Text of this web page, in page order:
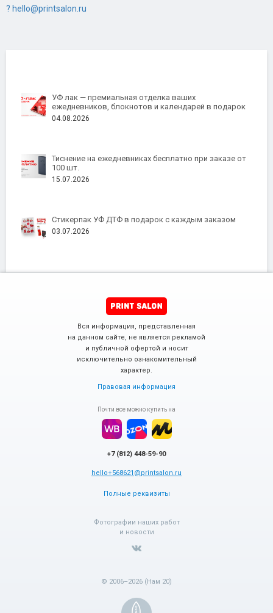
? hello@printsalon.ru
УФ лак — премиальная отделка ваших
ежедневников, блокнотов и календарей в подарок
04.08.2026
Тиснение на ежедневниках бесплатно при заказе от
100 шт.
15.07.2026
Стикерпак УФ ДТФ в подарок с каждым заказом
03.07.2026
Вся информация, представленная
на данном сайте, не является рекламой
и публичной офертой и носит
исключительно ознакомительный
характер.
Правовая информация
Почти все можно купить на
+7 (812) 448-59-90
hello+568621@printsalon.ru
Полные реквизиты
Фотографии наших работ
и новости
© 2006–2026 (Нам 20)